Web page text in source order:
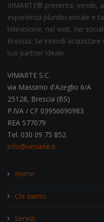
VIMARTE® presenta, vende,
esperienza pluridecennale e
televisione, nel web, nei
Brescia. Se intendi
tuo partner ideale.
VIMARTE S.C.
via Massimo d'Azeglio 6/A
25128, Brescia (BS)
P.IVA / CF 03956090983
REA 577079
Tel. 030 09 75 852
info@vimarte.it
Home
Chi siamo
Servizi